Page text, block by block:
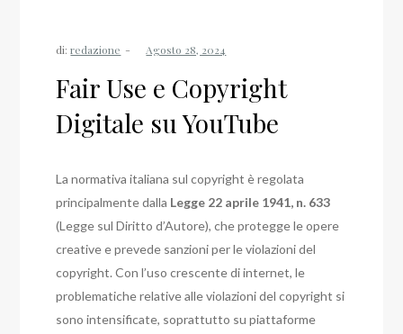
di:redazione
Fair Use e Copyright
Digitale su YouTube
La normativa italiana sul copyright è regolata
principalmente dalla Legge 22 aprile 1941, n. 633
(Legge sul Diritto d’Autore), che protegge le opere
creative e prevede sanzioni per le violazioni del
copyright. Con l’uso crescente di internet, le
problematiche relative alle violazioni del copyright si
sono intensificate, soprattutto su piattaforme